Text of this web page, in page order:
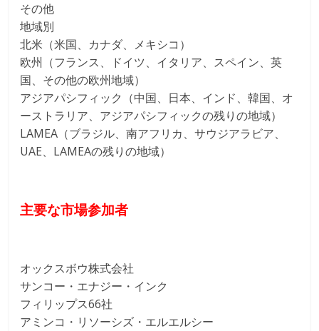
その他
地域別
北米（米国、カナダ、メキシコ）
欧州（フランス、ドイツ、イタリア、スペイン、英
国、その他の欧州地域）
アジアパシフィック（中国、日本、インド、韓国、オ
ーストラリア、アジアパシフィックの残りの地域）
LAMEA（ブラジル、南アフリカ、サウジアラビア、
UAE、LAMEAの残りの地域）
主要な市場参加者
オックスボウ株式会社
サンコー・エナジー・インク
フィリップス66社
アミンコ・リソーシズ・エルエルシー